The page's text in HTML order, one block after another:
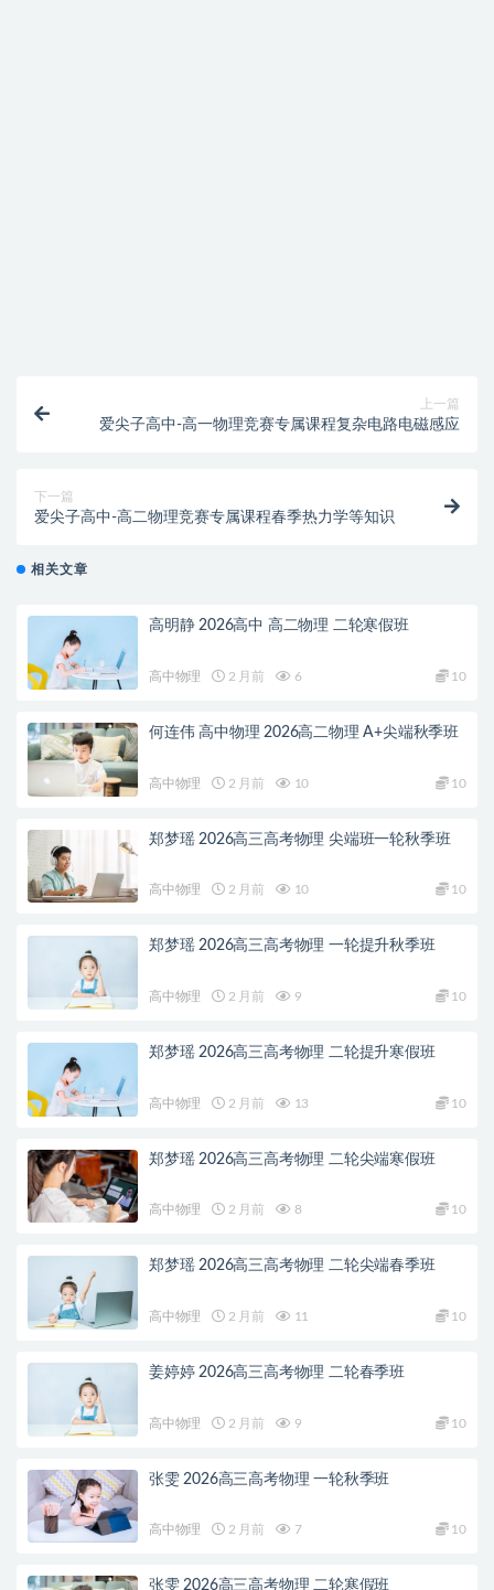
上一篇
爱尖子高中-高一物理竞赛专属课程复杂电路电磁感应
下一篇
爱尖子高中-高二物理竞赛专属课程春季热力学等知识
相关文章
高明静 2026高中 高二物理 二轮寒假班
高中物理 2 月前 6 10
何连伟 高中物理 2026高二物理 A+尖端秋季班
高中物理 2 月前 10 10
郑梦瑶 2026高三高考物理 尖端班一轮秋季班
高中物理 2 月前 10 10
郑梦瑶 2026高三高考物理 一轮提升秋季班
高中物理 2 月前 9 10
郑梦瑶 2026高三高考物理 二轮提升寒假班
高中物理 2 月前 13 10
郑梦瑶 2026高三高考物理 二轮尖端寒假班
高中物理 2 月前 8 10
郑梦瑶 2026高三高考物理 二轮尖端春季班
高中物理 2 月前 11 10
姜婷婷 2026高三高考物理 二轮春季班
高中物理 2 月前 9 10
张雯 2026高三高考物理 一轮秋季班
高中物理 2 月前 7 10
张雯 2026高三高考物理 二轮寒假班